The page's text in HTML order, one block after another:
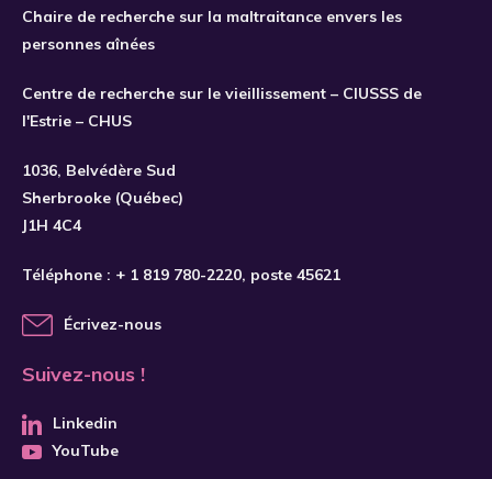
2019
2021
2023
2024
2026
Chaire de recherche sur la maltraitance envers les
personnes aînées
Centre de recherche sur le vieillissement – CIUSSS de
l'Estrie – CHUS
1036, Belvédère Sud
Sherbrooke (Québec)
J1H 4C4
Téléphone : + 1 819 780-2220, poste 45621
Écrivez-nous
Suivez-nous !
Linkedin
YouTube